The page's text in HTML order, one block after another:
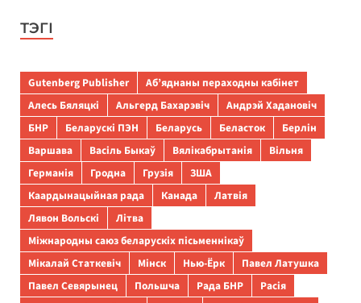
ТЭГІ
Gutenberg Publisher
Аб’яднаны пераходны кабінет
Алесь Бяляцкі
Альгерд Бахарэвіч
Андрэй Хадановіч
БНР
Беларускі ПЭН Беларусь Беласток
Берлін
Варшава
Васіль Быкаў Вялікабрытанія
Вільня
Германія
Гродна Грузія
ЗША
Каардынацыйная рада
Канада
Латвія
Лявон Вольскі
Літва
Міжнародны саюз беларускіх пісьменнікаў
Мікалай Статкевіч
Мінск Нью-Ёрк
Павел Латушка
Павел Севярынец
Польшча Рада БНР
Расія